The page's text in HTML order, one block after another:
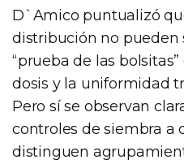
D`Amico puntualizó
distribución no pueden
“prueba de las
dosis y la uniformidad
Pero sí se observan
controles de siembra a
distinguen